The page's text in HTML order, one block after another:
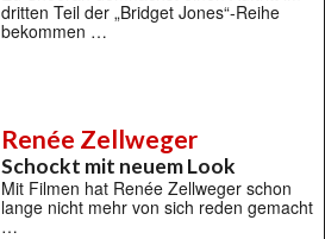
dritten Teil der „Bridget Jones“-Reihe
bekommen …
Renée Zellweger
Schockt mit neuem Look
Mit Filmen hat Renée Zellweger schon
lange nicht mehr von sich reden gemacht
…